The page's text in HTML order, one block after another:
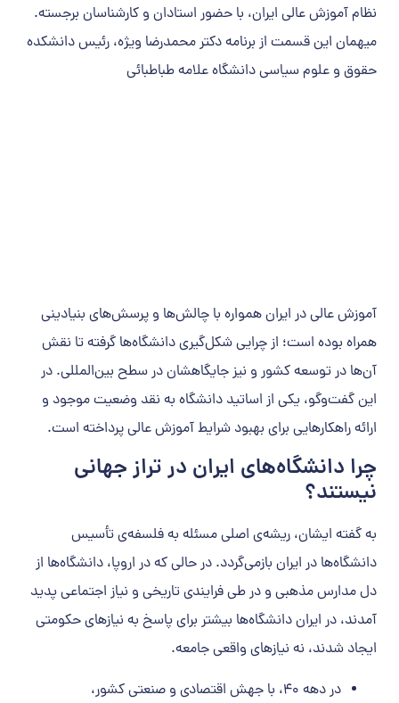
نظام آموزش عالی ایران، با حضور استادان و کارشناسان برجسته.
میهمان این قسمت از برنامه دکتر محمدرضا ویژه، رئیس دانشکده
حقوق و علوم سیاسی دانشگاه علامه طباطبائی
آموزش عالی در ایران همواره با چالش‌ها و پرسش‌های بنیادینی
همراه بوده است؛ از چرایی شکل‌گیری دانشگاه‌ها گرفته تا نقش
آن‌ها در توسعه کشور و نیز جایگاهشان در سطح بین‌المللی. در
این گفت‌وگو، یکی از اساتید دانشگاه به نقد وضعیت موجود و
ارائه راهکارهایی برای بهبود شرایط آموزش عالی پرداخته است.
چرا دانشگاه‌های ایران در تراز جهانی
نیستند؟
به گفته ایشان، ریشه‌ی اصلی مسئله به فلسفه‌ی تأسیس
دانشگاه‌ها در ایران بازمی‌گردد. در حالی که در اروپا، دانشگاه‌ها از
دل مدارس مذهبی و در طی فرایندی تاریخی و نیاز اجتماعی پدید
آمدند، در ایران دانشگاه‌ها بیشتر برای پاسخ به نیازهای حکومتی
ایجاد شدند، نه نیازهای واقعی جامعه.
در دهه ۴۰، با جهش اقتصادی و صنعتی کشور،